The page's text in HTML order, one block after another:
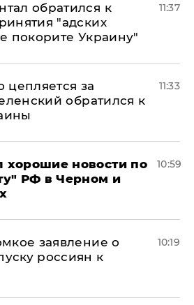
обратился к
"адских
покорите Украину"
11:37
цепляется за
обратился к
11:33
хорошие новости по
РФ в Черном и
10:59
заявление о
россиян к
10:19